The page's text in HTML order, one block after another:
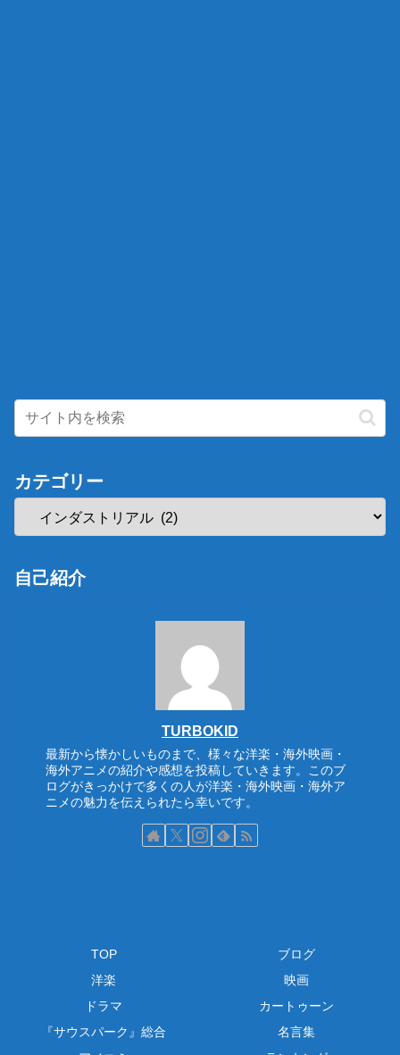
カテゴリー
自己紹介
TURBOKID
最新から懐かしいものまで、様々な洋楽・海外映画・
海外アニメの紹介や感想を投稿していきます。このブ
ログがきっかけで多くの人が洋楽・海外映画・海外ア
ニメの魅力を伝えられたら幸いです。
TOP
ブログ
洋楽
映画
ドラマ
カートゥーン
『サウスパーク』総合
名言集